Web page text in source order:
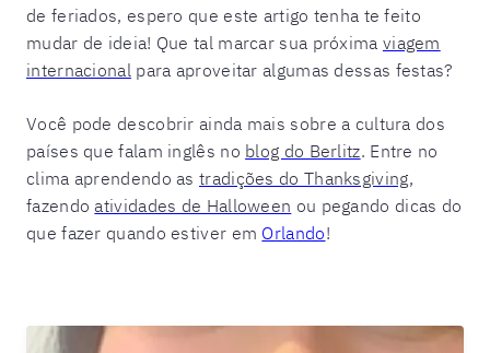
de feriados, espero que este artigo tenha te feito
mudar de ideia! Que tal marcar sua próxima viagem
internacional para aproveitar algumas dessas festas?
Você pode descobrir ainda mais sobre a cultura dos
países que falam inglês no blog do Berlitz. Entre no
clima aprendendo astradições do Thanksgiving,
fazendoatividades de Halloween ou pegando dicas do
que fazer quando estiver em Orlando!